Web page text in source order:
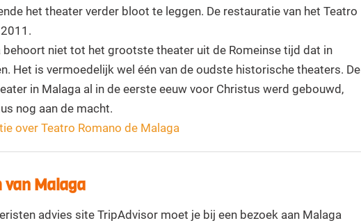
het theater verder bloot te leggen. De restauratie van het Teatro
behoort niet tot het grootste theater uit de Romeinse tijd dat in
Het is vermoedelijk wel één van de oudste historische theaters. De
in Malaga al in de eerste eeuw voor Christus werd gebouwd,
nog aan de macht.
over Teatro Romano de Malaga
Malaga
advies site TripAdvisor moet je bij een bezoek aan Malaga